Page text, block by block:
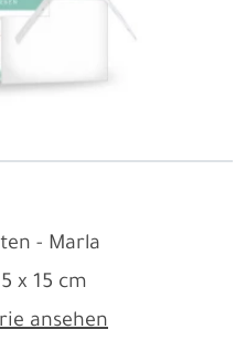
- Marla
ansehen
x 15 cm